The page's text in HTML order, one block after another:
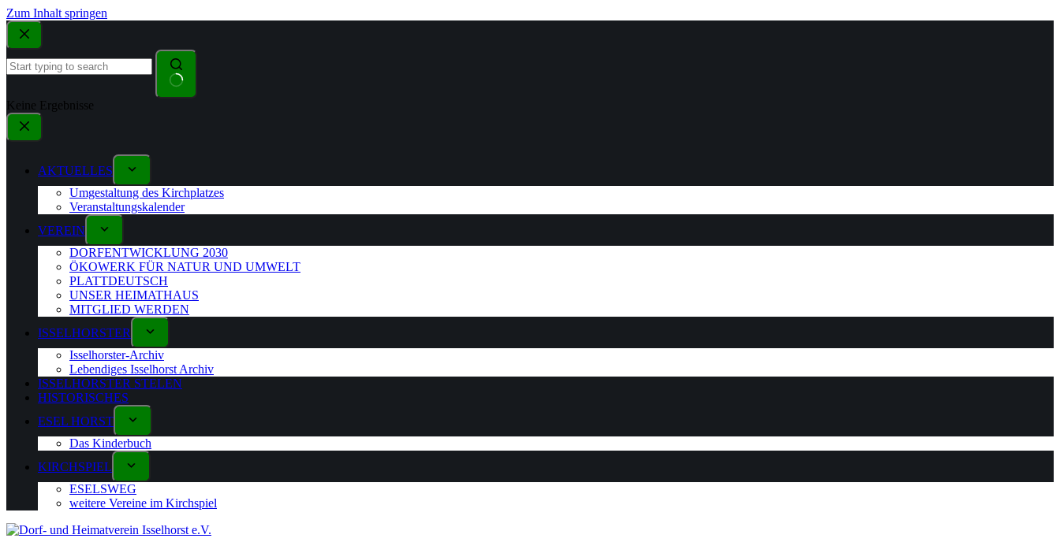
Zum Inhalt springen
Keine Ergebnisse
AKTUELLES
Umgestaltung des Kirchplatzes
Veranstaltungskalender
VEREIN
DORFENTWICKLUNG 2030
ÖKOWERK FÜR NATUR UND UMWELT
PLATTDEUTSCH
UNSER HEIMATHAUS
MITGLIED WERDEN
ISSELHORSTER
Isselhorster-Archiv
Lebendiges Isselhorst Archiv
ISSELHORSTER STELEN
HISTORISCHES
ESEL HORST
Das Kinderbuch
KIRCHSPIEL
ESELSWEG
weitere Vereine im Kirchspiel